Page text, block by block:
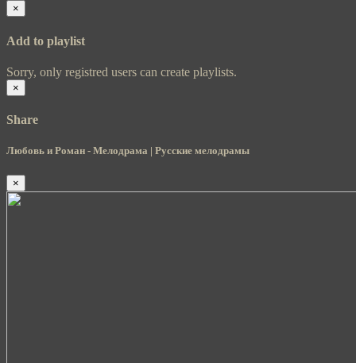
×
Add to playlist
Sorry, only registred users can create playlists.
×
Share
Любовь и Роман - Мелодрама | Русские мелодрамы
×